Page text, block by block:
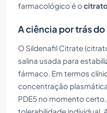
farmacológico é o
A ciência por trás
O Sildenafil Citrate
salina usada para
fármaco. Em termos
concentração
PDE5 no momento
tolerabilidade individual.